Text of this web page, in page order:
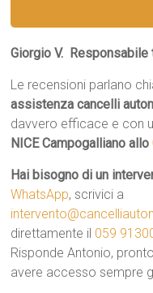
Giorgio V. 
Le recensioni parlano
assistenza cancelli
davvero efficace e con
NICE Campogalliano allo
Hai bisogno di un
WhatsApp, scrivici a
direttamente il 059
Risponde Antonio,
avere accesso sempre